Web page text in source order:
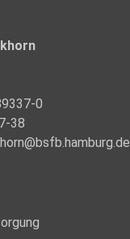
0
38